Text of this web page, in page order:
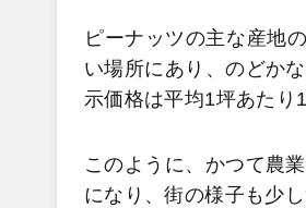
ピーナッツの主な産地
い場所にあり、のどか
示価格は平均1坪あたり
このように、かつて農
になり、街の様子も少